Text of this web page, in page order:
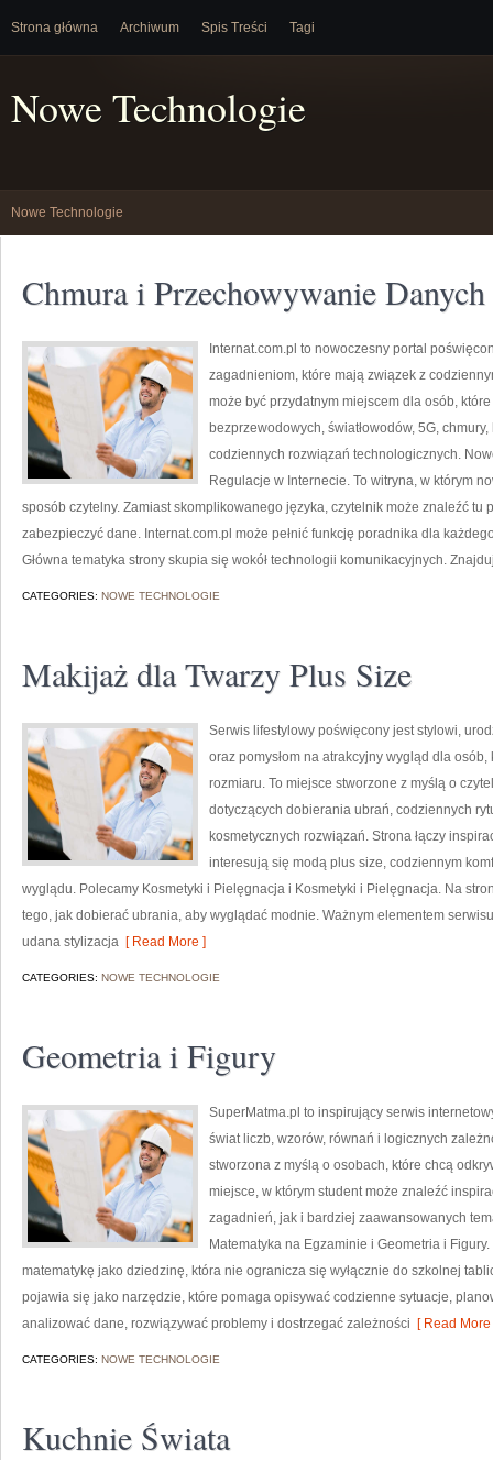
Strona główna Archiwum Spis Treści Tagi
Nowe Technologie
Nowe Technologie
Chmura i Przechowywanie Danych
Internat.com.pl to nowoczesny portal
zagadnieniom, które mają związek z
może być przydatnym miejscem dla osób,
bezprzewodowych, światłowodów, 5G,
codziennych rozwiązań technologicznych.
Regulacje w Internecie. To witryna, w którym
sposób czytelny. Zamiast skomplikowanego języka, czytelnik może znaleźć tu
zabezpieczyć dane. Internat.com.pl może pełnić funkcję poradnika dla
Główna tematyka strony skupia się wokół technologii komunikacyjnych.
CATEGORIES: NOWE TECHNOLOGIE
Makijaż dla Twarzy Plus Size
Serwis lifestylowy poświęcony jest stylowi,
oraz pomysłom na atrakcyjny wygląd dla
rozmiaru. To miejsce stworzone z myślą o
dotyczących dobierania ubrań, codziennych
kosmetycznych rozwiązań. Strona łączy
interesują się modą plus size, codziennym
wyglądu. Polecamy Kosmetyki i Pielęgnacja i Kosmetyki i Pielęgnacja. Na
tego, jak dobierać ubrania, aby wyglądać modnie. Ważnym elementem
udana stylizacja [ Read More ]
CATEGORIES: NOWE TECHNOLOGIE
Geometria i Figury
SuperMatma.pl to inspirujący serwis
świat liczb, wzorów, równań i logicznych
stworzona z myślą o osobach, które chcą
miejsce, w którym student może znaleźć
zagadnień, jak i bardziej zaawansowanych
Matematyka na Egzaminie i Geometria i
matematykę jako dziedzinę, która nie ogranicza się wyłącznie do szkolnej
pojawia się jako narzędzie, które pomaga opisywać codzienne sytuacje,
analizować dane, rozwiązywać problemy i dostrzegać zależności [ Read More
CATEGORIES: NOWE TECHNOLOGIE
Kuchnie Świata